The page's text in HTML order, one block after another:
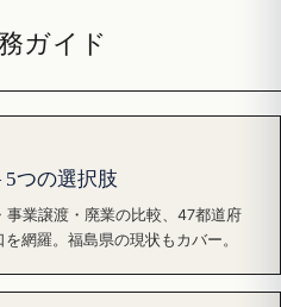
ガイド
つの選択肢
事業譲渡・廃業の比較、47都道府
網羅。福島県の現状もカバー。